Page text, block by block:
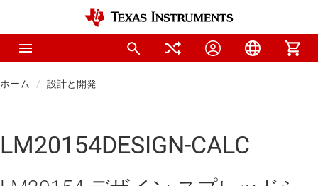
ホーム 設計と開発
LM20154DESIGN-CALC